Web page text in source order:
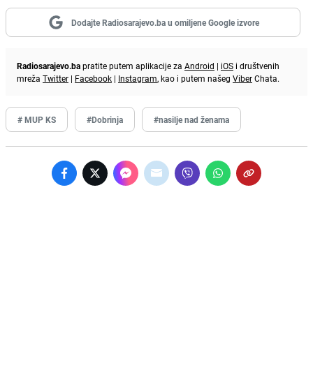
Dodajte Radiosarajevo.ba u omiljene Google izvore
Radiosarajevo.bapratite putem aplikacije za Android | iOS i društvenih
mreža Twitter | Facebook | Instagram, kao i putem našeg ViberChata.
# MUP KS #Dobrinja #nasilje nad ženama